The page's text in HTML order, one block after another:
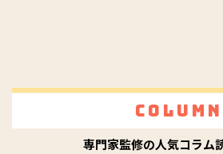
Column
専門家監修の人気コラム